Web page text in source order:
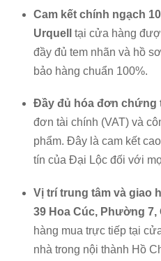
Cam kết chính ngạch
Urquell
tại cửa hàng
đầy đủ tem nhãn và hồ
bảo hàng chuẩn 100%.
Đầy đủ hóa đơn chứng
đơn tài chính (VAT) và
phẩm. Đây là cam kết
tín của Đại Lộc đối với
Vị trí trung tâm và giao
39 Hoa Cúc, Phường 7,
hàng mua trực tiếp tại
nhà trong nội thành Hồ